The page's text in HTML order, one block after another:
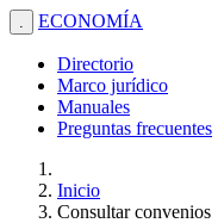
. ECONOMÍA
Directorio
Marco jurídico
Manuales
Preguntas frecuentes
Inicio
Consultar convenios